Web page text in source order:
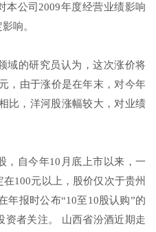
本公司2009年度经营业绩影响
响。
域的研究员认为，这次涨价将
，由于涨价是在年末，对今年
比，洋河股涨幅较大，对业绩
，自今年10月底上市以来，一
100元以上，股价仅次于贵州
年报时公布“10至10股认购”的
资者关注。 山西省汾酒近期走